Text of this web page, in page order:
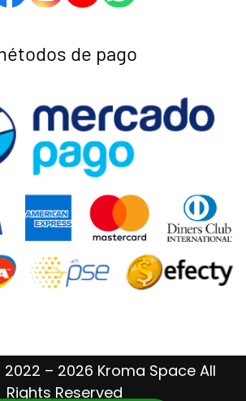
de pago
– 2026 Kroma Space All
Rights Reserved